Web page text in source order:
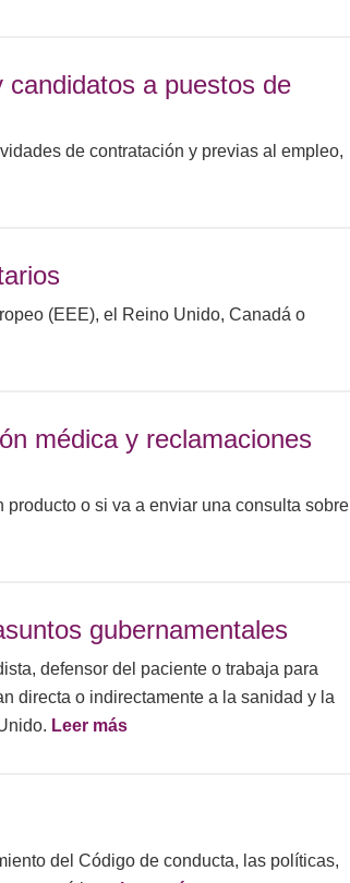
a puestos de
de contratación y previas al empleo,
(EEE), el Reino Unido, Canadá o
médica y reclamaciones
o si va a enviar una consulta sobre
gubernamentales
defensor del paciente o trabaja para
directa o indirectamente a la sanidad y la
Leer más
del Código de conducta, las políticas,